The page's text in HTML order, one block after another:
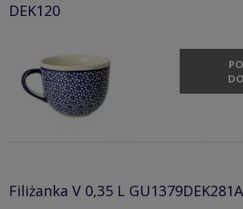
DEK120
Filiżanka V 0,35 L